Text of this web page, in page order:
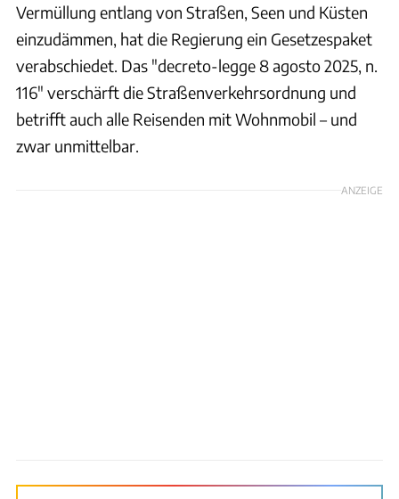
Vermüllung entlang von Straßen, Seen und Küsten
einzudämmen, hat die Regierung ein Gesetzespaket
verabschiedet. Das "decreto-legge 8 agosto 2025, n.
116" verschärft die Straßenverkehrsordnung und
betrifft auch alle Reisenden mit Wohnmobil – und
zwar unmittelbar.
ANZEIGE